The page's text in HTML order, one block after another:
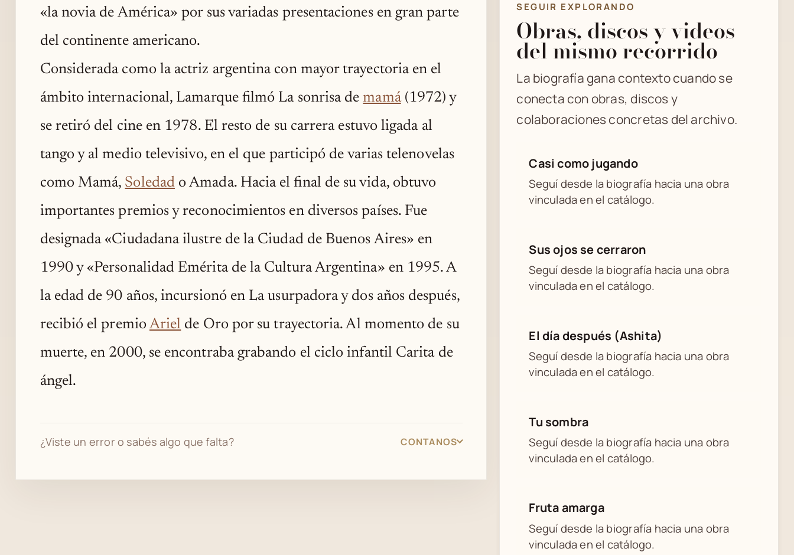
«la novia de América» por sus variadas presentaciones en gran parte
del continente americano.
Considerada como la actriz argentina con mayor trayectoria en el
ámbito internacional, Lamarque filmó La sonrisa demamá(1972) y
se retiró del cine en 1978. El resto de su carrera estuvo ligada al
tango y al medio televisivo, en el que participó de varias telenovelas
como Mamá, Soledado Amada. Hacia el final de su vida, obtuvo
importantes premios y reconocimientos en diversos países. Fue
designada «Ciudadana ilustre de la Ciudad de Buenos Aires» en
1990 y «Personalidad Emérita de la Cultura Argentina» en 1995. A
la edad de 90 años, incursionó en La usurpadora y dos años después,
recibió el premioAriel de Oro por su trayectoria. Al momento de su
muerte, en 2000, se encontraba grabando el ciclo infantil Carita de
ángel.
¿Viste un error o sabés algo que falta? CONTANOS
SEGUIR EXPLORANDO
Obras, discos y videos
del mismo recorrido
La biografía gana contexto cuando se
conecta con obras, discos y
colaboraciones concretas del archivo.
Casi como jugando
Seguí desde la biografía hacia una obra
vinculada en el catálogo.
Sus ojos se cerraron
Seguí desde la biografía hacia una obra
vinculada en el catálogo.
El día después (Ashita)
Seguí desde la biografía hacia una obra
vinculada en el catálogo.
Tu sombra
Seguí desde la biografía hacia una obra
vinculada en el catálogo.
Fruta amarga
Seguí desde la biografía hacia una obra
vinculada en el catálogo.